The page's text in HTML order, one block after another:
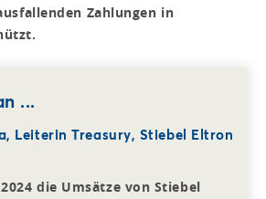
Zahlungen in
...
Leiterin Treasury, Stiebel Eltron
die Umsätze von Stiebel